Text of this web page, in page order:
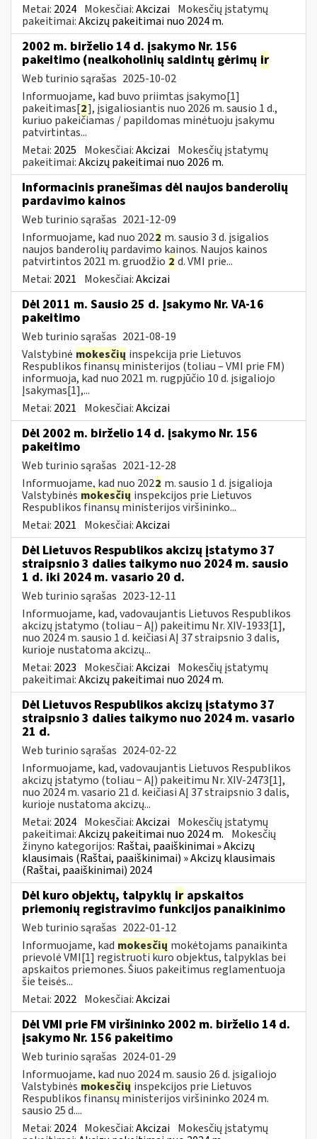
Metai: 2024 Mokesčiai:Akcizai Mokesčių įstatymų
pakeitimai:Akcizų pakeitimai nuo 2024 m.
2002 m. birželio 14 d. įsakymo Nr. 156
pakeitimo (nealkoholinių saldintų gėrimų ir
Web turinio sąrašas 2025-10-02
Informuojame, kad buvo priimtas įsakymo[1]
pakeitimas[2], įsigaliosiantis nuo 2026 m. sausio 1 d.,
kuriuo pakeičiamas / papildomas minėtuoju įsakymu
patvirtintas...
Metai: 2025 Mokesčiai:Akcizai Mokesčių įstatymų
pakeitimai:Akcizų pakeitimai nuo 2026 m.
Informacinis pranešimas dėl naujos banderolių
pardavimo kainos
Web turinio sąrašas 2021-12-09
Informuojame, kad nuo 2022 m. sausio 3 d. įsigalios
naujos banderolių pardavimo kainos. Naujos kainos
patvirtintos 2021 m. gruodžio 2 d. VMI prie...
Metai: 2021 Mokesčiai:Akcizai
Dėl 2011 m. Sausio 25 d. Įsakymo Nr. VA-16
pakeitimo
Web turinio sąrašas 2021-08-19
Valstybinė mokesčių inspekcija prie Lietuvos
Respublikos finansų ministerijos (toliau – VMI prie FM)
informuoja, kad nuo 2021 m. rugpjūčio 10 d. įsigaliojo
Įsakymas[1],...
Metai: 2021 Mokesčiai:Akcizai
Dėl 2002 m. birželio 14 d. įsakymo Nr. 156
pakeitimo
Web turinio sąrašas 2021-12-28
Informuojame, kad nuo 2022 m. sausio 1 d. įsigalioja
Valstybinės mokesčių inspekcijos prie Lietuvos
Respublikos finansų ministerijos viršininko...
Metai: 2021 Mokesčiai:Akcizai
Dėl Lietuvos Respublikos akcizų įstatymo 37
straipsnio 3 dalies taikymo nuo 2024 m. sausio
1 d. iki 2024 m. vasario 20 d.
Web turinio sąrašas 2023-12-11
Informuojame, kad, vadovaujantis Lietuvos Respublikos
akcizų įstatymo (toliau − AĮ) pakeitimu Nr. XIV-1933[1],
nuo 2024 m. sausio 1 d. keičiasi AĮ 37 straipsnio 3 dalis,
kurioje nustatoma akcizų...
Metai: 2023 Mokesčiai:Akcizai Mokesčių įstatymų
pakeitimai:Akcizų pakeitimai nuo 2024 m.
Dėl Lietuvos Respublikos akcizų įstatymo 37
straipsnio 3 dalies taikymo nuo 2024 m. vasario
21 d.
Web turinio sąrašas 2024-02-22
Informuojame, kad, vadovaujantis Lietuvos Respublikos
akcizų įstatymo (toliau − AĮ) pakeitimu Nr. XIV-2473[1],
nuo 2024 m. vasario 21 d. keičiasi AĮ 37 straipsnio 3 dalis,
kurioje nustatoma akcizų...
Metai: 2024 Mokesčiai:Akcizai Mokesčių įstatymų
pakeitimai:Akcizų pakeitimai nuo 2024 m. Mokesčių
žinyno kategorijos: Raštai, paaiškinimai » Akcizų
klausimais (Raštai, paaiškinimai) » Akcizų klausimais
(Raštai, paaiškinimai) 2024
Dėl kuro objektų, talpyklų ir apskaitos
priemonių registravimo funkcijos panaikinimo
Web turinio sąrašas 2022-01-12
Informuojame, kad mokesčių mokėtojams panaikinta
prievolė VMI[1] registruoti kuro objektus, talpyklas bei
apskaitos priemones. Šiuos pakeitimus reglamentuoja
šie teisės...
Metai: 2022 Mokesčiai:Akcizai
Dėl VMI prie FM viršininko 2002 m. birželio 14 d.
įsakymo Nr. 156 pakeitimo
Web turinio sąrašas 2024-01-29
Informuojame, kad nuo 2024 m. sausio 26 d. įsigaliojo
Valstybinės mokesčių inspekcijos prie Lietuvos
Respublikos finansų ministerijos viršininko 2024 m.
sausio 25 d....
Metai: 2024 Mokesčiai:Akcizai Mokesčių įstatymų